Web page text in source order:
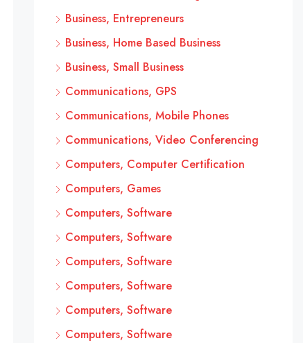
Business, Entrepreneurs
Business, Home Based Business
Business, Small Business
Communications, GPS
Communications, Mobile Phones
Communications, Video Conferencing
Computers, Computer Certification
Computers, Games
Computers, Software
Computers, Software
Computers, Software
Computers, Software
Computers, Software
Computers, Software